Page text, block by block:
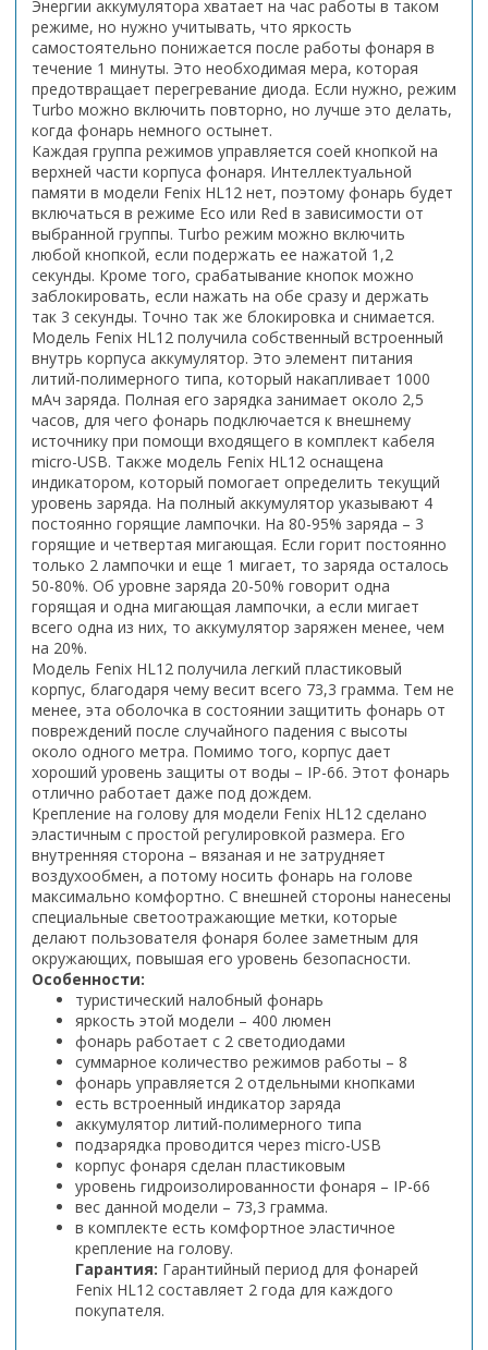
Энергии аккумулятора хватает на час работы в таком
режиме, но нужно учитывать, что яркость
самостоятельно понижается после работы фонаря в
течение 1 минуты. Это необходимая мера, которая
предотвращает перегревание диода. Если нужно, режим
Turbo можно включить повторно, но лучше это делать,
когда фонарь немного остынет.
Каждая группа режимов управляется соей кнопкой на
верхней части корпуса фонаря. Интеллектуальной
памяти в модели Fenix HL12 нет, поэтому фонарь будет
включаться в режиме Eco или Red в зависимости от
выбранной группы. Turbo режим можно включить
любой кнопкой, если подержать ее нажатой 1,2
секунды. Кроме того, срабатывание кнопок можно
заблокировать, если нажать на обе сразу и держать
так 3 секунды. Точно так же блокировка и снимается.
Модель Fenix HL12 получила собственный встроенный
внутрь корпуса аккумулятор. Это элемент питания
литий-полимерного типа, который накапливает 1000
мАч заряда. Полная его зарядка занимает около 2,5
часов, для чего фонарь подключается к внешнему
источнику при помощи входящего в комплект кабеля
micro-USB. Также модель Fenix HL12 оснащена
индикатором, который помогает определить текущий
уровень заряда. На полный аккумулятор указывают 4
постоянно горящие лампочки. На 80-95% заряда – 3
горящие и четвертая мигающая. Если горит постоянно
только 2 лампочки и еще 1 мигает, то заряда осталось
50-80%. Об уровне заряда 20-50% говорит одна
горящая и одна мигающая лампочки, а если мигает
всего одна из них, то аккумулятор заряжен менее, чем
на 20%.
Модель Fenix HL12 получила легкий пластиковый
корпус, благодаря чему весит всего 73,3 грамма. Тем не
менее, эта оболочка в состоянии защитить фонарь от
повреждений после случайного падения с высоты
около одного метра. Помимо того, корпус дает
хороший уровень защиты от воды – IP-66. Этот фонарь
отлично работает даже под дождем.
Крепление на голову для модели Fenix HL12 сделано
эластичным с простой регулировкой размера. Его
внутренняя сторона – вязаная и не затрудняет
воздухообмен, а потому носить фонарь на голове
максимально комфортно. С внешней стороны нанесены
специальные светоотражающие метки, которые
делают пользователя фонаря более заметным для
окружающих, повышая его уровень безопасности.
Особенности:
туристический налобный фонарь
яркость этой модели – 400 люмен
фонарь работает с 2 светодиодами
суммарное количество режимов работы – 8
фонарь управляется 2 отдельными кнопками
есть встроенный индикатор заряда
аккумулятор литий-полимерного типа
подзарядка проводится через micro-USB
корпус фонаря сделан пластиковым
уровень гидроизолированности фонаря – IP-66
вес данной модели – 73,3 грамма.
в комплекте есть комфортное эластичное
крепление на голову.
Гарантия: Гарантийный период для фонарей
Fenix HL12 составляет 2 года для каждого
покупателя.